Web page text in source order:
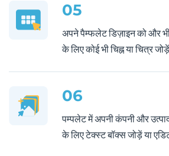
05
अपने पैम्फलेट डिज़ाइन को और
के लिए कोई भी चिह्न या चित्र
06
पम्पलेट में अपनी कंपनी और
के लिए टेक्स्ट बॉक्स जोड़ें या